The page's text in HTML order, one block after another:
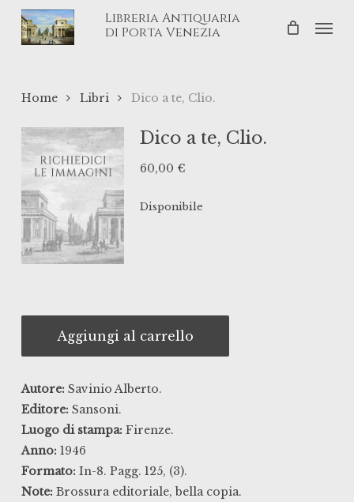
Skip
Libreria Antiquaria
di Porta Venezia
Home Libri Dico a te, Clio.
Dico a te, Clio.
60,00 €
Disponibile
Aggiungi al carrello
Autore: Savinio Alberto.
Editore: Sansoni.
Luogo di stampa: Firenze.
Anno: 1946
Formato: In-8. Pagg. 125, (3).
Note: Brossura editoriale, bella copia.